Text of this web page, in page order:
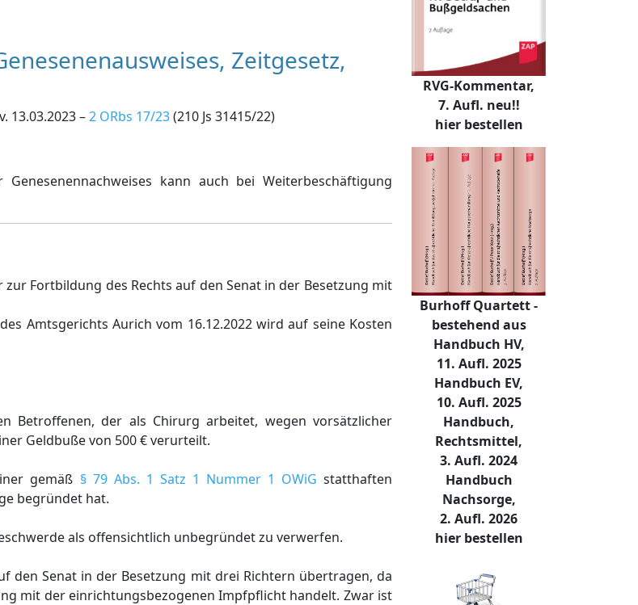
Zeitgesetz,
13.03.2023 –2 ORbs 17/23(210 Js 31415/22)
kann auch bei Weiterbeschäftigung
Fortbildung des Rechts auf den Senat in der Besetzung mit
Amtsgerichts Aurich vom 16.12.2022 wird auf seine Kosten
Betroffenen, der als Chirurg arbeitet, wegen vorsätzlicher
Geldbuße von 500 € verurteilt.
gemäß § 79 Abs. 1 Satz 1 Nummer 1 OWiG statthaften
begründet hat.
als offensichtlich unbegründet zu verwerfen.
den Senat in der Besetzung mit drei Richtern übertragen, da
mit der einrichtungsbezogenen Impfpflicht handelt. Zwar ist
RVG-Kommentar,
7. Aufl. neu!!
hier bestellen
Burhoff Quartett -
bestehend aus
Handbuch HV,
11. Aufl. 2025
Handbuch EV,
10. Aufl. 2025
Handbuch,
Rechtsmittel,
3. Aufl. 2024
Handbuch
Nachsorge,
2. Aufl. 2026
hier bestellen